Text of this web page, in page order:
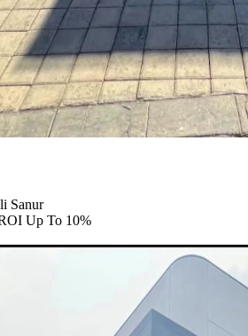
Sanur
Up To 10%